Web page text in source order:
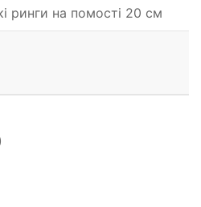
ринги на помості 20 см